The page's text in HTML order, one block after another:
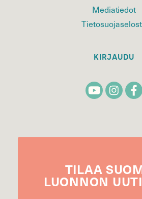
Mediatiedot
KIRJAUDU
TILAA
LUONNON